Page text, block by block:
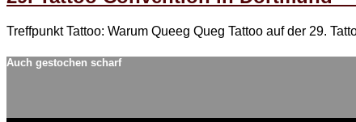
Treffpunkt Tattoo: Warum Queeg Queg Tattoo auf der 29.
Auch gestochen scharf